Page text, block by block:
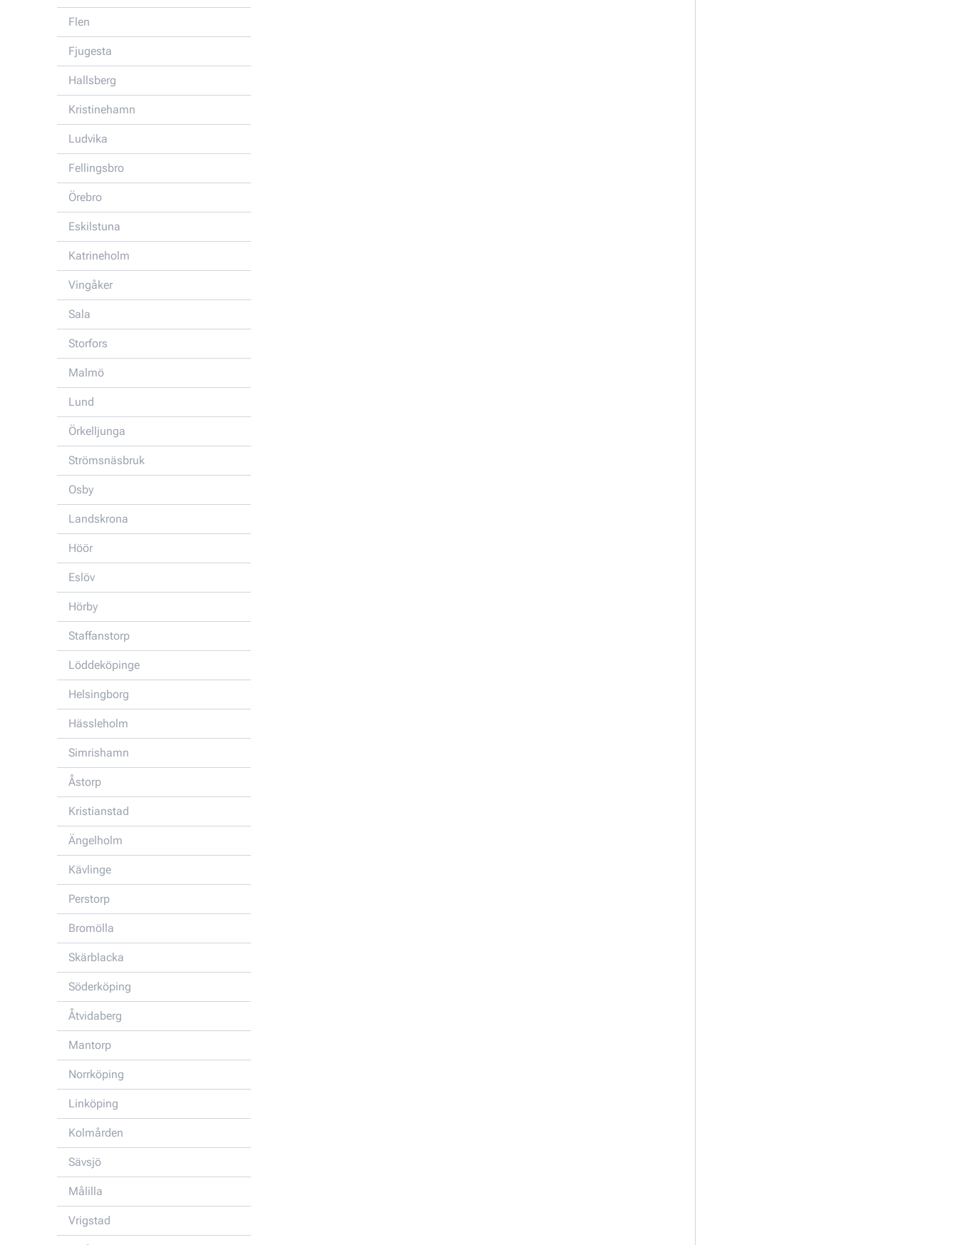
Flen
Fjugesta
Hallsberg
Kristinehamn
Ludvika
Fellingsbro
Örebro
Eskilstuna
Katrineholm
Vingåker
Sala
Storfors
Malmö
Lund
Örkelljunga
Strömsnäsbruk
Osby
Landskrona
Höör
Eslöv
Hörby
Staffanstorp
Löddeköpinge
Helsingborg
Hässleholm
Simrishamn
Åstorp
Kristianstad
Ängelholm
Kävlinge
Perstorp
Bromölla
Skärblacka
Söderköping
Åtvidaberg
Mantorp
Norrköping
Linköping
Kolmården
Sävsjö
Målilla
Vrigstad